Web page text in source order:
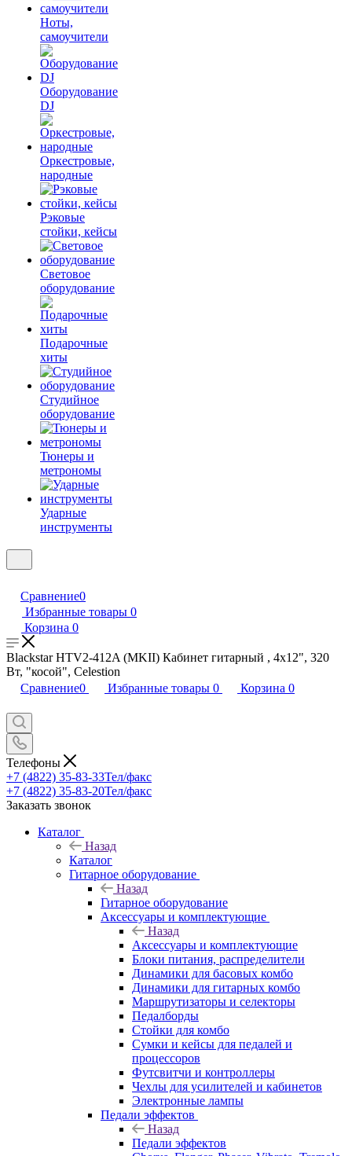
Ноты,
самоучители
Оборудование
DJ
Оркестровые,
народные
Рэковые
стойки, кейсы
Световое
оборудование
Подарочные
хиты
Студийное
оборудование
Тюнеры и
метрономы
Ударные
инструменты
Сравнение0
Избранные товары 0
Корзина 0
Blackstar HTV2-412A (MKII) Кабинет гитарный , 4х12", 320
Вт, "косой", Celestion
Сравнение0 Избранные товары 0 Корзина 0
Телефоны
+7 (4822) 35-83-33Тел/факс
+7 (4822) 35-83-20Тел/факс
Заказать звонок
Каталог
Назад
Каталог
Гитарное оборудование
Назад
Гитарное оборудование
Аксессуары и комплектующие
Назад
Аксессуары и комплектующие
Блоки питания, распределители
Динамики для басовых комбо
Динамики для гитарных комбо
Маршрутизаторы и селекторы
Педалборды
Стойки для комбо
Сумки и кейсы для педалей и
процессоров
Футсвитчи и контроллеры
Чехлы для усилителей и кабинетов
Электронные лампы
Педали эффектов
Назад
Педали эффектов